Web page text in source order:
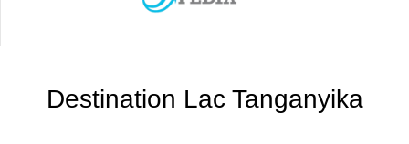
Destination Lac Tanganyika